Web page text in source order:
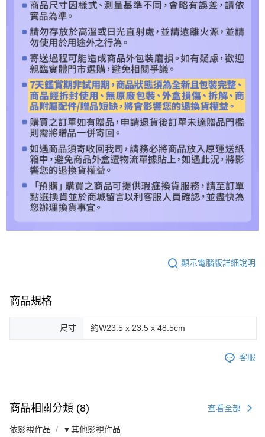
顯示電腦版詳細說明
商品規格
尺寸 約W23.5 x 23.5 x 48.5cm
客服
商品相關分類 (8) 查看全部
依影視作品 ▼其他影視作品